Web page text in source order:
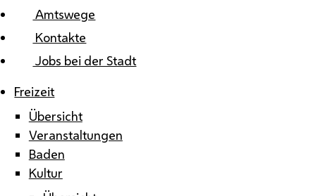
Amtswege
Kontakte
Jobs bei der Stadt
Freizeit
Übersicht
Veranstaltungen
Baden
Kultur